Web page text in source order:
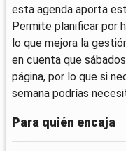
esta agenda aporta
Permite planificar por
lo que mejora la
en cuenta que
página, por lo que si
semana podrías
Para quién encaja